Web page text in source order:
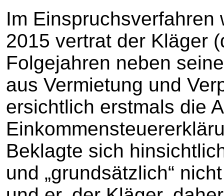
Im Einspruchsverfahren
2015 vertrat der Kläger
Folgejahren neben
aus Vermietung und
ersichtlich erstmals die
Beklagte sich
und „grundsätzlich“